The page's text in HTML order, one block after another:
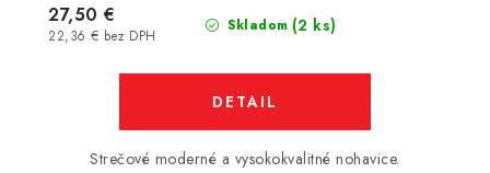
Skladom (2 ks)
22,36 € bez DPH
27,50 €
DETAIL
Strečové moderné a vysokokvalitné nohavice.